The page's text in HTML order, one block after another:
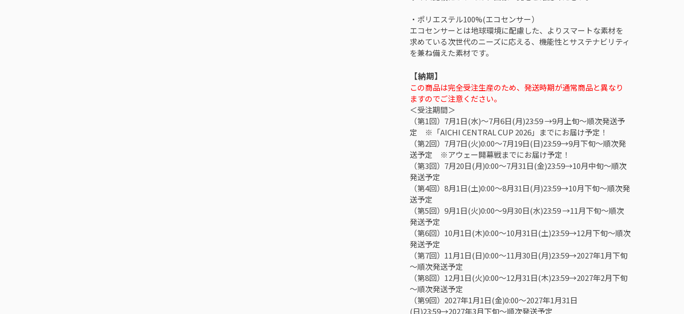
・ポリエステル100%(エコセンサー）
エコセンサーとは地球環境に配慮した、よりスマートな素材を
求めている次世代のニーズに応える、機能性とサステナビリティ
を兼ね備えた素材です。
【納期】
この商品は完全受注生産のため、発送時期が通常商品と異なり
ますのでご注意ください。
＜受注期間＞
（第1回）7月1日(水)～7月6日(月)23:59 →9月上旬～順次発送予
定 ※「AICHI CENTRAL CUP 2026」までにお届け予定！
（第2回）7月7日(火)0:00～7月19日(日)23:59→9月下旬～順次発
送予定 ※アウェー開幕戦までにお届け予定！
（第3回）7月20日(月)0:00～7月31日(金)23:59→10月中旬～順次
発送予定
（第4回）8月1日(土)0:00～8月31日(月)23:59→10月下旬～順次発
送予定
（第5回）9月1日(火)0:00～9月30日(水)23:59 →11月下旬～順次
発送予定
（第6回）10月1日(木)0:00～10月31日(土)23:59→12月下旬～順次
発送予定
（第7回）11月1日(日)0:00～11月30日(月)23:59→2027年1月下旬
～順次発送予定
（第8回）12月1日(火)0:00～12月31日(木)23:59→2027年2月下旬
～順次発送予定
（第9回）2027年1月1日(金)0:00～2027年1月31日
(日)23:59→2027年3月下旬～順次発送予定